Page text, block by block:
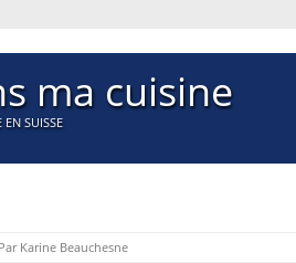
ma cuisine
EN SUISSE
Karine Beauchesne